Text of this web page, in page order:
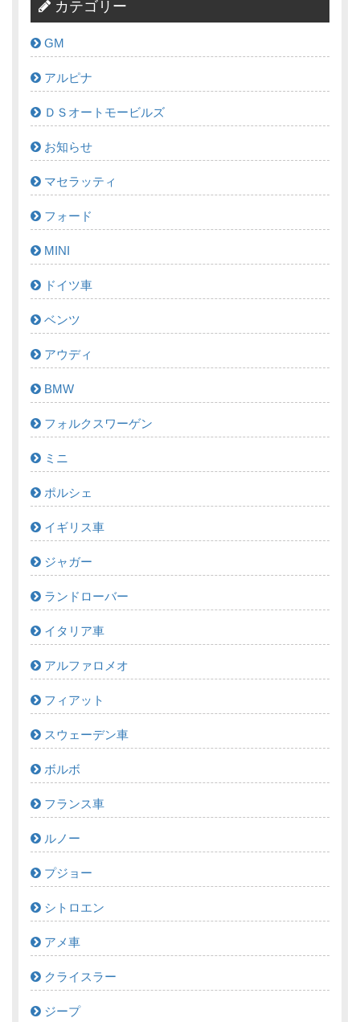
カテゴリー
GM
アルピナ
ＤＳオートモービルズ
お知らせ
マセラッティ
フォード
MINI
ドイツ車
ベンツ
アウディ
BMW
フォルクスワーゲン
ミニ
ポルシェ
イギリス車
ジャガー
ランドローバー
イタリア車
アルファロメオ
フィアット
スウェーデン車
ボルボ
フランス車
ルノー
プジョー
シトロエン
アメ車
クライスラー
ジープ